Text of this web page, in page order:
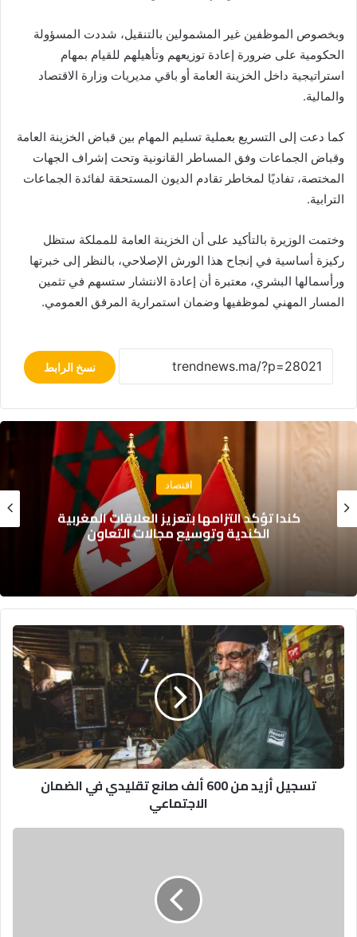
وبخصوص الموظفين غير المشمولين بالتنقيل، شددت المسؤولة
الحكومية على ضرورة إعادة توزيعهم وتأهيلهم للقيام بمهام
استراتيجية داخل الخزينة العامة أو باقي مديريات وزارة الاقتصاد
والمالية.
كما دعت إلى التسريع بعملية تسليم المهام بين قباض الخزينة العامة
وقباض الجماعات وفق المساطر القانونية وتحت إشراف الجهات
المختصة، تفاديًا لمخاطر تقادم الديون المستحقة لفائدة الجماعات
الترابية.
وختمت الوزيرة بالتأكيد على أن الخزينة العامة للمملكة ستظل
ركيزة أساسية في إنجاح هذا الورش الإصلاحي، بالنظر إلى خبرتها
ورأسمالها البشري، معتبرة أن إعادة الانتشار ستسهم في تثمين
المسار المهني لموظفيها وضمان استمرارية المرفق العمومي.
نسخ الرابط
سياسة
حزب الأصالة والمعاصرة يدعو إلى مقاربة شاملة
لمعالجة ملف الهجرة غير النظامية
تسجيل
أزيد
من
600
ألف
صانع
تقليدي
الضمان
الاجتماعي
تسجيل أزيد من 600 ألف صانع تقليدي في الضمان
الاجتماعي